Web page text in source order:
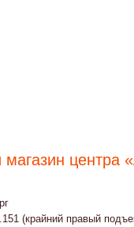
магазин центра
(крайний правый